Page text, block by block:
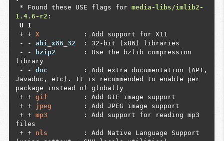
Jamendo (online music platform) and similar
things.
- -
support using reference libraries (fallback on
other existing matroska support if disabled,
i.e., matroska enabled FFmpeg)
- - modplug
: Add libmodplug support
for playing SoundTracker-style music files
+ + mp3 : Add support for reading
mp3 files
- - mpeg : Add libmpeg2 support
for mpeg-1 and mpeg-2 video streams
- - mtp : Enable support for
Media Transfer Protocol
- - musepack : Enable support for the
musepack audio codec
* Found these USE flags for media-libs/imlib2-
1.4.6-r2
U I
+ + X
: Add support for X11
- - abi_x86_32
: 32-bit (x86) libraries
- -
bzip2
: Use the bzlib compression
library
- - doc
: Add extra documentation (API,
Javadoc, etc). It is recommended to enable per
package instead of globally
+ + gif
: Add GIF image support
+ + jpeg
: Add JPEG image support
+ + mp3
: Add support for reading mp3
files
+ + nls
: Add Native Language Support